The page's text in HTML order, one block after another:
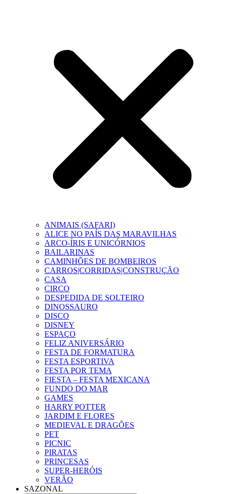
ANIMAIS (SAFARI)
ALICE NO PAÍS DAS MARAVILHAS
ARCO-ÍRIS E UNICÓRNIOS
BAILARINAS
CAMINHÕES DE BOMBEIROS
CARROS|CORRIDAS|CONSTRUÇÃO
CASA
CIRCO
DESPEDIDA DE SOLTEIRO
DINOSSAURO
DISCO
DISNEY
ESPAÇO
FELIZ ANIVERSÁRIO
FESTA DE FORMATURA
FESTA ESPORTIVA
FESTA POR TEMA
FIESTA – FESTA MEXICANA
FUNDO DO MAR
GAMES
HARRY POTTER
JARDIM E FLORES
MEDIEVAL E DRAGÕES
PET
PICNIC
PIRATAS
PRINCESAS
SUPER-HERÓIS
VERÃO
SAZONAL